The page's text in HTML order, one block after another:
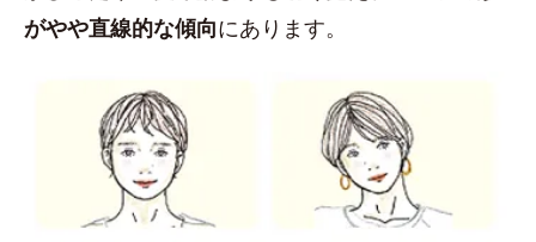
がやや直線的な傾向にあります。